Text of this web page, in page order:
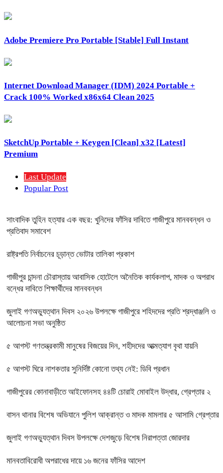
Adobe Premiere Pro Portable [Stable] Full Instant
Internet Download Manager (IDM) 2024 Portable +
Crack 100% Worked x86x64 Clean 2025
SketchUp Portable + Keygen [Clean] x32 [Latest]
Premium
Last Update
Popular Post
সাংবাদিক তুহিন হত্যার এক বছর: খুনিদের ফাঁসির দাবিতে গাজীপুরে মানববন্ধন ও
প্রতিবাদ সমাবেশ
রাষ্ট্রপতি নির্বাচনের চূড়ান্ত ভোটার তালিকা প্রকাশ
গাজীপুর চান্দনা চৌরাস্তায় আবাসিক হোটেলে অনৈতিক কার্যকলাপ, মাদক ও অপরাধ
বন্ধের দাবিতে শিক্ষার্থীদের মানববন্ধন
জুলাই গণঅভ্যুত্থান দিবস ২০২৬ উপলক্ষে গাজীপুরে শহিদদের প্রতি শ্রদ্ধাঞ্জলি ও
আলোচনা সভা অনুষ্ঠিত
৫ আগস্ট গণতন্ত্রকামী মানুষের বিজয়ের দিন, শহীদদের আত্মত্যাগ বৃথা যায়নি
৫ আগস্ট ঘিরে নাশকতার সুনির্দিষ্ট কোনো তথ্য নেই: ডিবি প্রধান
গাজীপুরের কোনাবাড়ীতে আইফোনসহ ৪৪টি চোরাই মোবাইল উদ্ধার, গ্রেপ্তার ২
বাসন থানার বিশেষ অভিযানে পুলিশ আক্রান্ত ও মাদক মামলার ৫ আসামি গ্রেপ্তার
জুলাই গণঅভ্যুত্থান দিবস উপলক্ষে দেশজুড়ে বিশেষ নিরাপত্তা জোরদার
মানবতাবিরোধী অপরাধের দায়ে ১৬ জনের ফাঁসির আদেশ